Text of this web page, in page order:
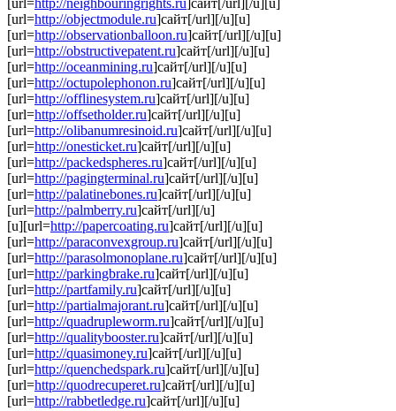
[url=http://neighbouringrights.ru]сайт[/url][/u][u]
[url=http://objectmodule.ru]сайт[/url][/u][u]
[url=http://observationballoon.ru]сайт[/url][/u][u]
[url=http://obstructivepatent.ru]сайт[/url][/u][u]
[url=http://oceanmining.ru]сайт[/url][/u][u]
[url=http://octupolephonon.ru]сайт[/url][/u][u]
[url=http://offlinesystem.ru]сайт[/url][/u][u]
[url=http://offsetholder.ru]сайт[/url][/u][u]
[url=http://olibanumresinoid.ru]сайт[/url][/u][u]
[url=http://onesticket.ru]сайт[/url][/u][u]
[url=http://packedspheres.ru]сайт[/url][/u][u]
[url=http://pagingterminal.ru]сайт[/url][/u][u]
[url=http://palatinebones.ru]сайт[/url][/u][u]
[url=http://palmberry.ru]сайт[/url][/u]
[u][url=http://papercoating.ru]сайт[/url][/u][u]
[url=http://paraconvexgroup.ru]сайт[/url][/u][u]
[url=http://parasolmonoplane.ru]сайт[/url][/u][u]
[url=http://parkingbrake.ru]сайт[/url][/u][u]
[url=http://partfamily.ru]сайт[/url][/u][u]
[url=http://partialmajorant.ru]сайт[/url][/u][u]
[url=http://quadrupleworm.ru]сайт[/url][/u][u]
[url=http://qualitybooster.ru]сайт[/url][/u][u]
[url=http://quasimoney.ru]сайт[/url][/u][u]
[url=http://quenchedspark.ru]сайт[/url][/u][u]
[url=http://quodrecuperet.ru]сайт[/url][/u][u]
[url=http://rabbetledge.ru]сайт[/url][/u][u]